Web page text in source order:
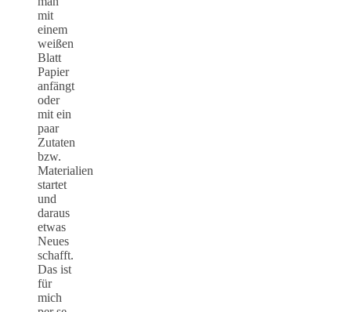
mit
einem
weißen
Blatt
Papier
anfängt
oder
mit ein
paar
Zutaten
bzw.
Materialien
startet
und
daraus
etwas
Neues
schafft.
Das ist
für
mich